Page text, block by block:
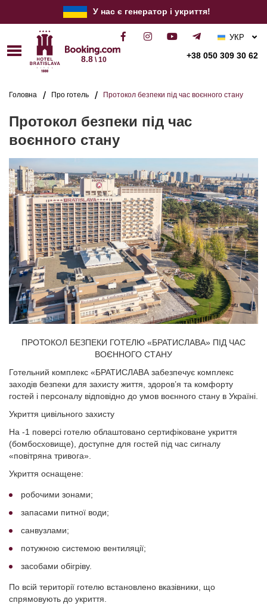
У нас є генератор і укриття!
8.8\ 10 +38 050 309 30 62
РУС
УКР
Головна Про готель Протокол безпеки під час воєнного стану
Протокол безпеки під час
воєнного стану
ПРОТОКОЛ БЕЗПЕКИ ГОТЕЛЮ «БРАТИСЛАВА» ПІД ЧАС
ВОЄННОГО СТАНУ
Готельний комплекс «БРАТИСЛАВА забезпечує комплекс
заходів безпеки для захисту життя, здоров’я та комфорту
гостей і персоналу відповідно до умов воєнного стану в Україні.
Укриття цивільного захисту
На -1 поверсі готелю облаштовано сертифіковане укриття
(бомбосховище), доступне для гостей під час сигналу
«повітряна тривога».
Укриття оснащене:
робочими зонами;
запасами питної води;
санвузлами;
потужною системою вентиляції;
засобами обігріву.
По всій території готелю встановлено вказівники, що
спрямовують до укриття.